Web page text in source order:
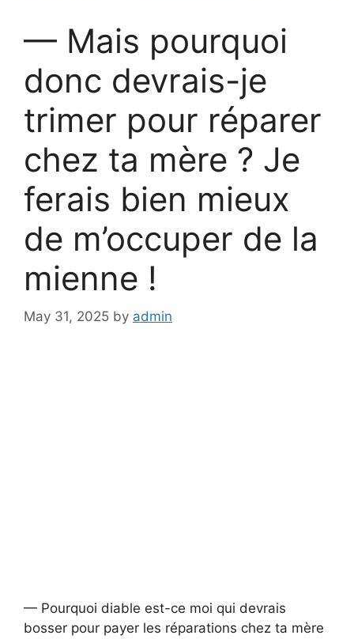
— Mais pourquoi
donc devrais-je
trimer pour réparer
chez ta mère ? Je
ferais bien mieux
de m’occuper de la
mienne !
May 31, 2025 by admin
— Pourquoi diable est-ce moi qui devrais
bosser pour payer les réparations chez ta mère